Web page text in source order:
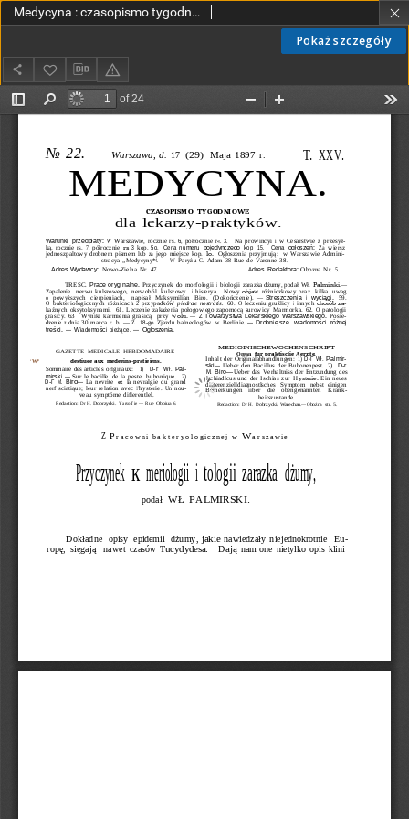
Pokaż szczegóły
Medycyna : czasopismo tygodniowe dla lekarzy praktyków 1897, T.XXV, nr 22